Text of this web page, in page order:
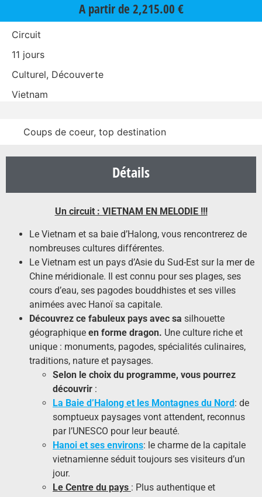
A partir de 2,215.00 €
Circuit
11 jours
Culturel, Découverte
Vietnam
Coups de coeur, top destination
Détails
Un circuit : VIETNAM EN MELODIE !!!
Le Vietnam et sa baie d’Halong, vous rencontrerez de
nombreuses cultures différentes.
Le Vietnam est un pays d’Asie du Sud-Est sur la mer de
Chine méridionale. Il est connu pour ses plages, ses
cours d’eau, ses pagodes bouddhistes et ses villes
animées avec Hanoï sa capitale.
Découvrez ce fabuleux pays avec sa silhouette
géographique en forme dragon. Une culture riche et
unique : monuments, pagodes, spécialités culinaires,
traditions, nature et paysages.
Selon le choix du programme, vous pourrez
découvrir :
La Baie d’Halong et les Montagnes du Nord: de
somptueux paysages vont attendent, reconnus
par l’UNESCO pour leur beauté.
Hanoi et ses environs: le charme de la capitale
vietnamienne séduit toujours ses visiteurs d’un
jour.
Le Centre du pays : Plus authentique et